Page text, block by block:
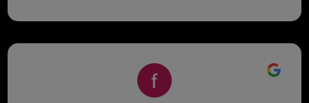
mio riferimento. Ah dimenticavo...da loro sono riuscita
Top top top!!!